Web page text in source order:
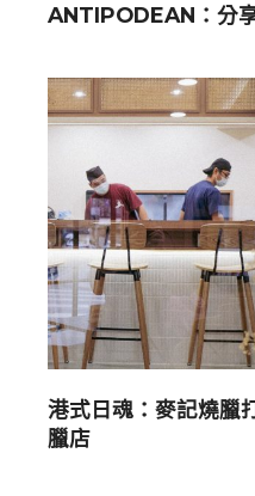
ANTIPODEAN：分
港式日魂：麥記燒臘
臘店